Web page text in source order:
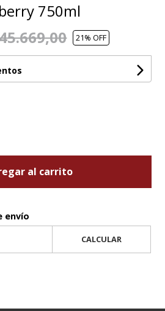
750ml
21% OFF
al carrito
envío
CALCULAR